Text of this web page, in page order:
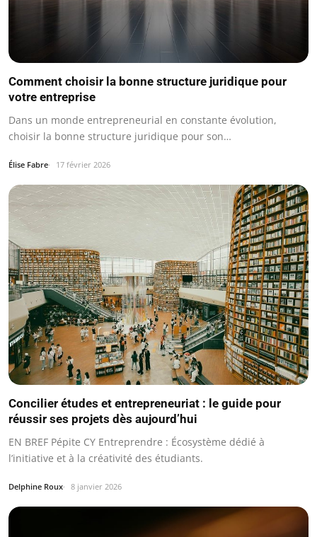
Comment choisir la bonne structure juridique pour
votre entreprise
Dans un monde entrepreneurial en constante évolution,
choisir la bonne structure juridique pour son…
Élise Fabre 17 février 2026
Concilier études et entrepreneuriat : le guide pour
réussir ses projets dès aujourd’hui
EN BREF Pépite CY Entreprendre : Écosystème dédié à
l’initiative et à la créativité des étudiants.
Delphine Roux 8 janvier 2026